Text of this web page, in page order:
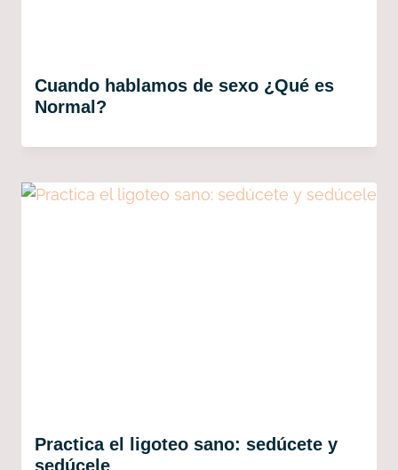
Cuando hablamos de sexo ¿Qué es
Normal?
Practica el ligoteo sano: sedúcete y
sedúcele